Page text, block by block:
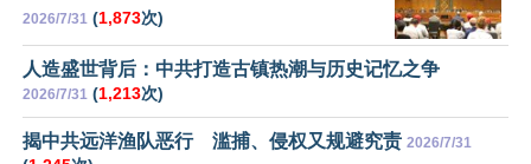
2026/7/31 (1,873次)
人造盛世背后：中共打造古镇热潮与历史记忆之争
2026/7/31 (1,213次)
揭中共远洋渔队恶行 滥捕、侵权又规避究责 2026/7/31